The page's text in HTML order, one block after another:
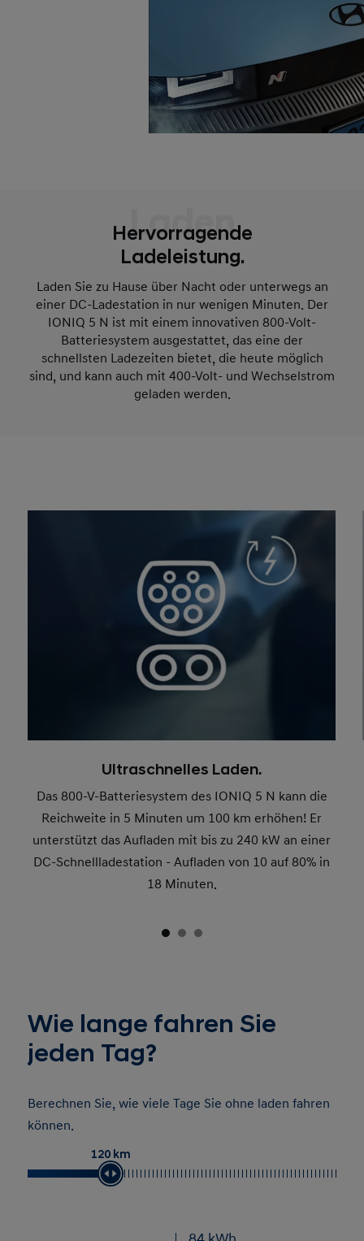
Laden
Hervorragende
Ladeleistung.
Laden Sie zu Hause über Nacht oder unterwegs an
einer DC-Ladestation in nur wenigen Minuten. Der
IONIQ 5 N ist mit einem innovativen 800-Volt-
Batteriesystem ausgestattet, das eine der
schnellsten Ladezeiten bietet, die heute möglich
sind, und kann auch mit 400-Volt- und Wechselstrom
Das 800-V-Batteriesystem des IONIQ 5 N kann die
Reichweite in 5 Minuten um 100 km erhöhen! Er
unterstützt das Aufladen mit bis zu 240 kW an einer
DC-Schnellladestation - Aufladen von 10 auf 80% in
Wie lange fahren Sie
jeden Tag?
Berechnen Sie, wie viele Tage Sie ohne laden fahren
120 km